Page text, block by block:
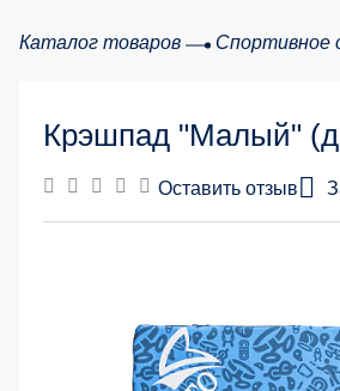
Каталог товаров Спортивное
Крэшпад "Малый"
Оставить отзыв